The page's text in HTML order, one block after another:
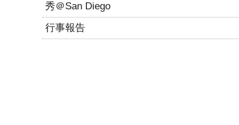
秀＠San Diego
行事報告